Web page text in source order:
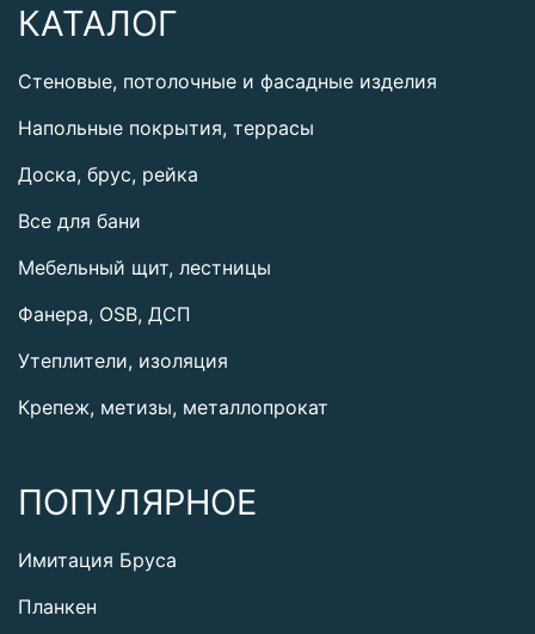
КАТАЛОГ
Стеновые, потолочные и фасадные изделия
Напольные покрытия, террасы
Доска, брус, рейка
Все для бани
Мебельный щит, лестницы
Фанера, OSB, ДСП
Утеплители, изоляция
Крепеж, метизы, металлопрокат
ПОПУЛЯРНОЕ
Имитация Бруса
Планкен